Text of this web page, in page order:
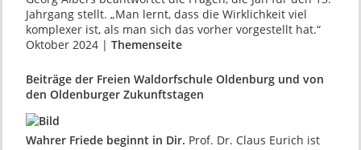
Jahrgang stellt. „Man lernt, dass die Wirklichkeit viel
komplexer ist, als man sich das vorher vorgestellt hat.“
Oktober 2024 | Themenseite
Beiträge der Freien Waldorfschule Oldenburg und von
den Oldenburger Zukunftstagen
Wahrer Friede beginnt in Dir. Prof. Dr. Claus Eurich ist